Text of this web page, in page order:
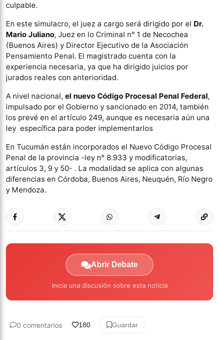
culpable.
En este simulacro, el juez a cargo será dirigido por el Dr.
Mario Juliano, Juez en lo Criminal n° 1 de Necochea
(Buenos Aires) y Director Ejecutivo de la Asociación
Pensamiento Penal. El magistrado cuenta con la
experiencia necesaria, ya que ha dirigido juicios por
jurados reales con anterioridad.
A nivel nacional, el nuevo Código Procesal Penal Federal,
impulsado por el Gobierno y sancionado en 2014, también
los prevé en el artículo 249, aunque es necesaria aún una
ley específica para poder implementarlos
En Tucumán están incorporados el Nuevo Código Procesal
Penal de la provincia -ley n° 8.933 y modificatorias,
artículos 3, 9 y 50- . La modalidad se aplica con algunas
diferencias en Córdoba, Buenos Aires, Neuquén, Río Negro
y Mendoza.
Abrir Debate
Inicia una discusión sobre esta noticia
0 comentarios 180 Guardar